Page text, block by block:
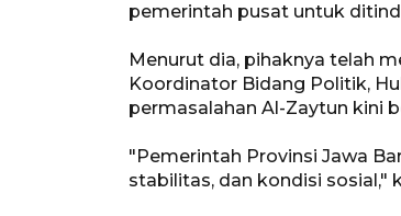
pemerintah pusat untuk
Menurut dia, pihaknya telah
Koordinator Bidang Politik,
permasalahan Al-Zaytun kini
"Pemerintah Provinsi Jawa
stabilitas, dan kondisi sosial,"